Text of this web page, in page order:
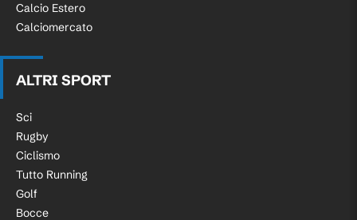
Calcio Estero
Calciomercato
ALTRI SPORT
Sci
Rugby
Ciclismo
Tutto Running
Golf
Bocce